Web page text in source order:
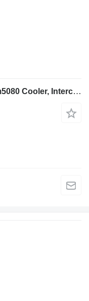
New Holland Lm5040, Lm5060, Lm5080 Cooler, Intercooler, Aftercooler 84217223 interkuler za LM5040 teleskopskog utovarivača